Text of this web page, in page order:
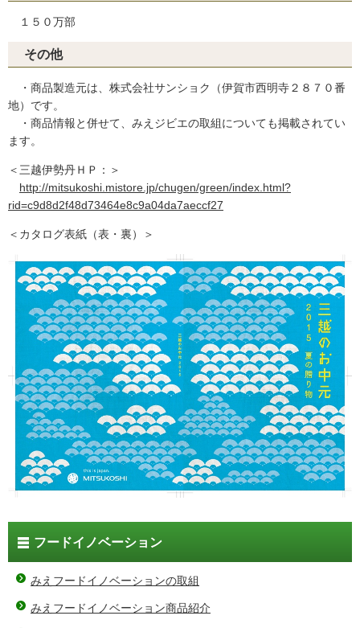
１５０万部
その他
・商品製造元は、株式会社サンショク（伊賀市西明寺２８７０番
地）です。
・商品情報と併せて、みえジビエの取組についても掲載されてい
ます。
＜三越伊勢丹ＨＰ：＞
http://mitsukoshi.mistore.jp/chugen/green/index.html?
rid=c9d8d2f48d73464e8c9a04da7aeccf27
＜カタログ表紙（表・裏）＞
フードイノベーション
みえフードイノベーションの取組
みえフードイノベーション商品紹介